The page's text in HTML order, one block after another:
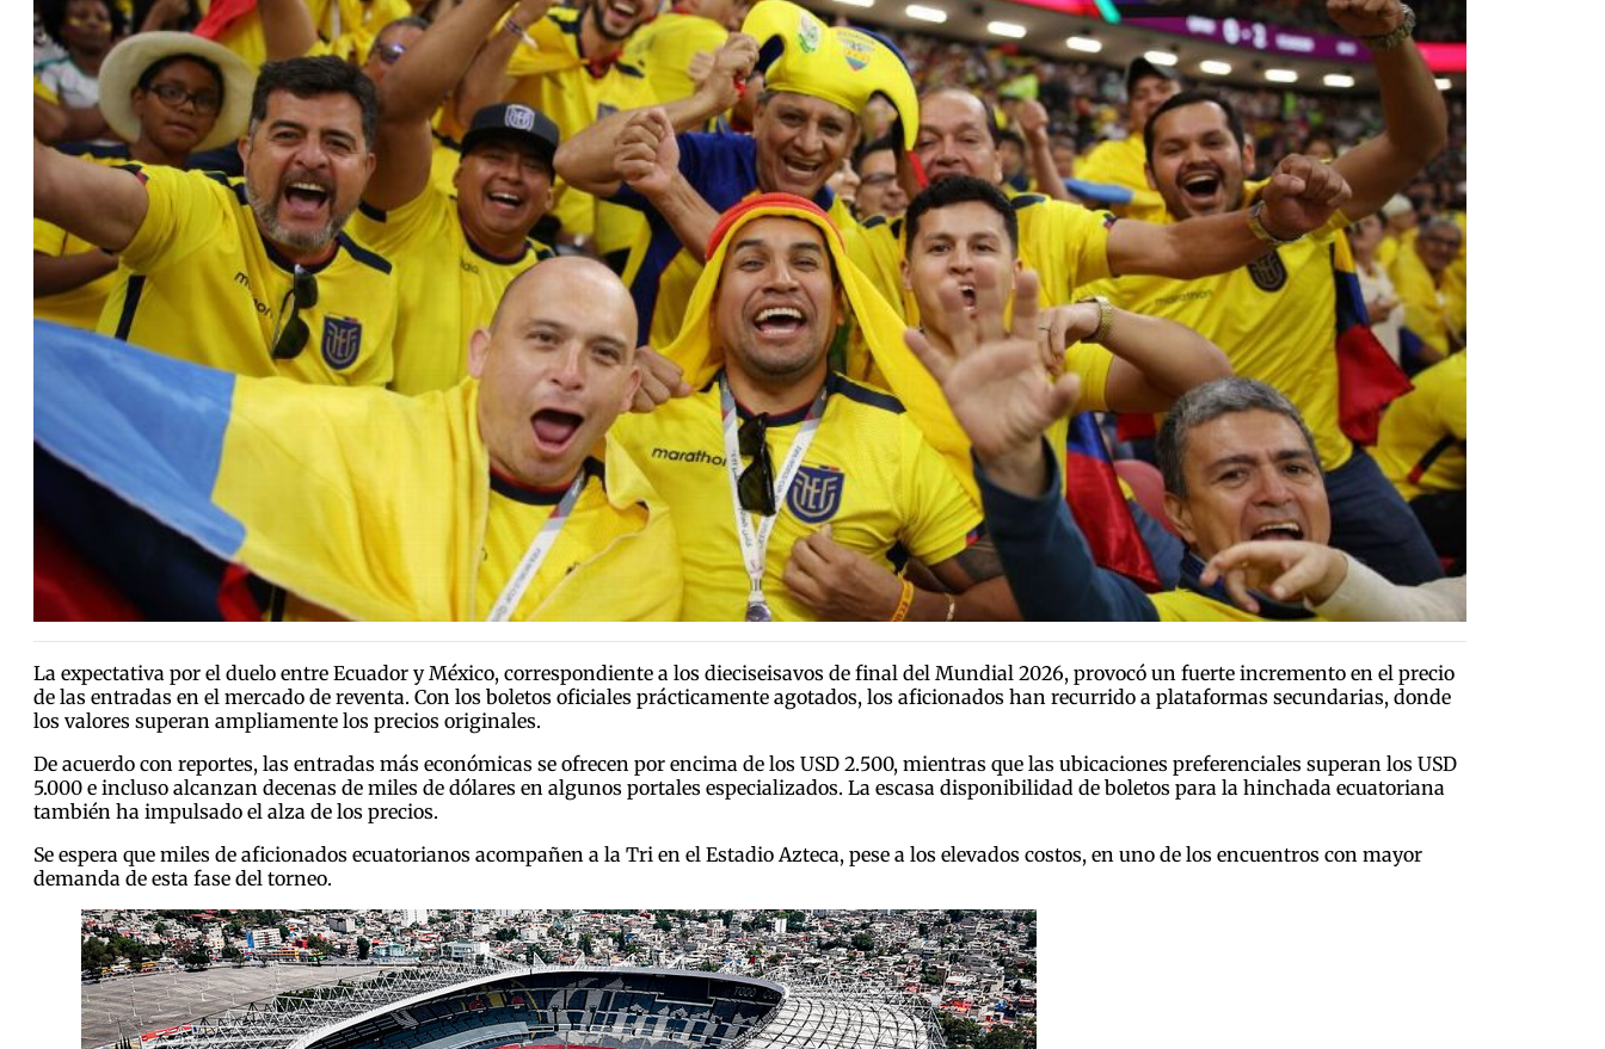
La expectativa por el duelo entre Ecuador y México, correspondiente a los dieciseisavos de final del Mundial 2026, provocó un fuerte incremento en el precio
de las entradas en el mercado de reventa. Con los boletos oficiales prácticamente agotados, los aficionados han recurrido a plataformas secundarias, donde
los valores superan ampliamente los precios originales.
De acuerdo con reportes, las entradas más económicas se ofrecen por encima de los USD 2.500, mientras que las ubicaciones preferenciales superan los USD
5.000 e incluso alcanzan decenas de miles de dólares en algunos portales especializados. La escasa disponibilidad de boletos para la hinchada ecuatoriana
también ha impulsado el alza de los precios.
Se espera que miles de aficionados ecuatorianos acompañen a la Tri en el Estadio Azteca, pese a los elevados costos, en uno de los encuentros con mayor
demanda de esta fase del torneo.